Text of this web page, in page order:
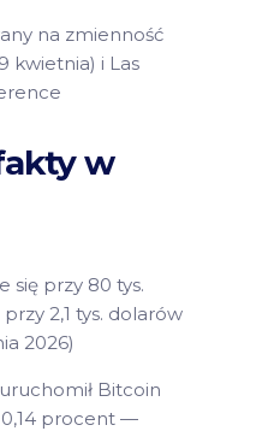
na zmienność
kwietnia) i Las
w
się przy 80 tys.
2,1 tys. dolarów
2026)
Bitcoin
0,14 procent —